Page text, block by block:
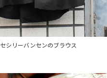
セシリーバンセンのブラウス